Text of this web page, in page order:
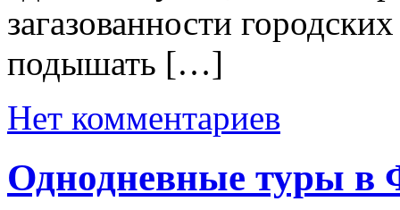
загазованности
подышать […]
Нет комментариев
Однодневные туры в